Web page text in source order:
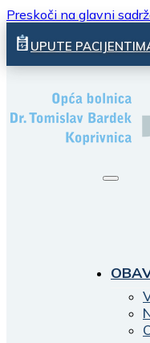
Preskoči na glavni
UPUTE